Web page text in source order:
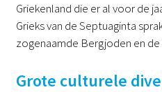
Griekenland die er al voor de
Grieks van de Septuaginta
zogenaamde Bergjoden en
Grote culturele